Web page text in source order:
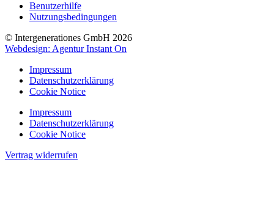
Benutzerhilfe
Nutzungsbedingungen
© Intergenerationes GmbH 2026
Webdesign: Agentur Instant On
Impressum
Datenschutzerklärung
Cookie Notice
Impressum
Datenschutzerklärung
Cookie Notice
Vertrag widerrufen